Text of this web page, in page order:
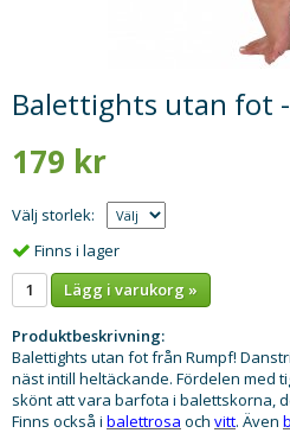
Balettights utan fot
179 kr
Välj storlek:
Finns i lager
Lägg i varukorg »
Produktbeskrivning:
Balettights utan fot från Rumpf!
näst intill heltäckande. Fördelen med
skönt att vara barfota i balettskorna,
Finns också i balettrosa och vitt. Även